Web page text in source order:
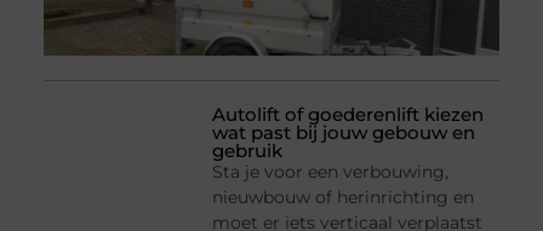
Autolift of goederenlift kiezen
wat past bij jouw gebouw en
gebruik
Sta je voor een verbouwing,
nieuwbouw of herinrichting en
moet er iets verticaal verplaatst